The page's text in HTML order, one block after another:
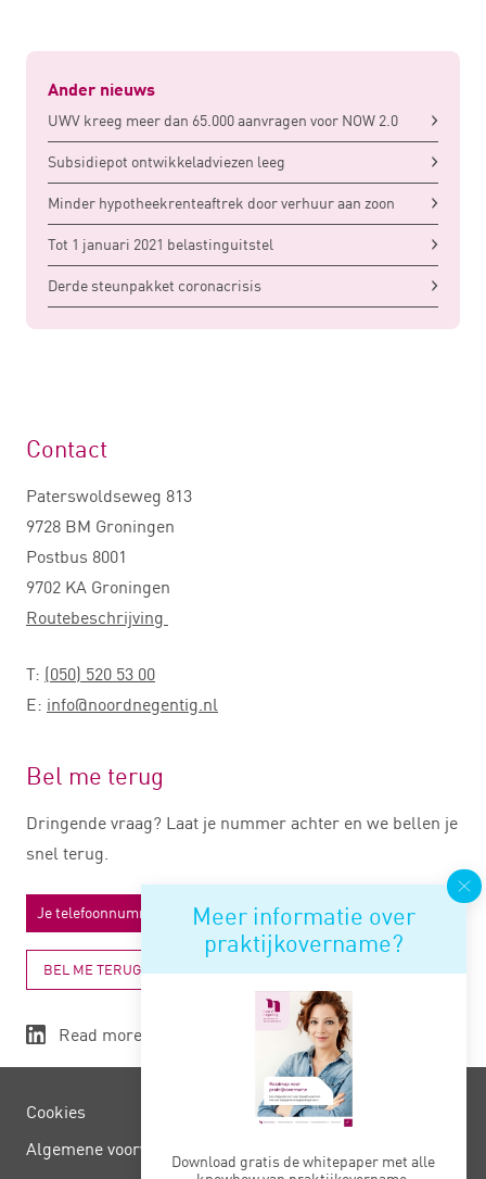
Ander nieuws
UWV kreeg meer dan 65.000 aanvragen voor NOW 2.0
Subsidiepot ontwikkeladviezen leeg
Minder hypotheekrenteaftrek door verhuur aan zoon
Tot 1 januari 2021 belastinguitstel
Derde steunpakket coronacrisis
Meer informatie over
praktijkovername?
Download gratis de whitepaper met alle
Contact
Paterswoldseweg 813
9728 BM Groningen
Postbus 8001
9702 KA Groningen
Routebeschrijving
T: (050) 520 53 00
E: info@noordnegentig.nl
Bel me terug
Dringende vraag? Laat je nummer achter en we bellen je
snel terug.
BEL ME TERUG
Read more
Cookies
Algemene voorwaarden